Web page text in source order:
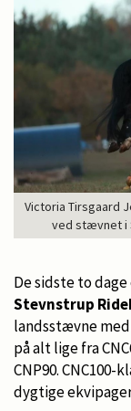
Victoria Tirsgaard
ved stævnet i
De sidste to
Stevnstrup
landsstævne
på alt lige fra
CNP90. CNC100-
dygtige